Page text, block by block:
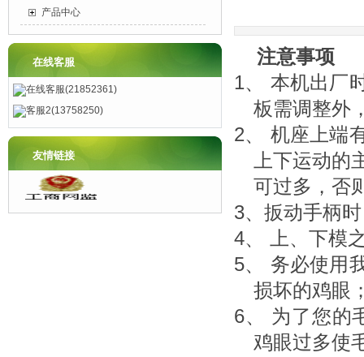
注意事项
1、 本机出厂
板需调整外
2、 机座上端
上下运动
可过多，否
3、扳动手柄
4、 上、下模
5、 务必使用
损坏的鸡眼
6、 为了您的
鸡眼过多使
产品中心
在线客服
在线客服(21852361)
客服2(13758250)
友情链接